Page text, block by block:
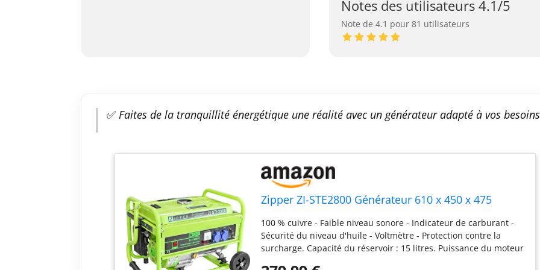
Notes des utilisateurs 4.1/5
Note de 4.1 pour 81 utilisateurs
✅ Faites de la tranquillité énergétique une réalité avec un générateur adapté à vos
Zipper ZI-STE2800 Générateur 610 x 450 x 475
100 % cuivre - Faible niveau sonore - Indicateur de carburant -
Sécurité du niveau d'huile - Voltmètre - Protection contre la
surcharge. Capacité du réservoir : 15 litres. Puissance du moteur